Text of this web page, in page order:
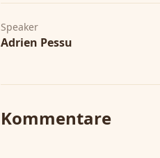
Speaker
Adrien Pessu
Kommentare